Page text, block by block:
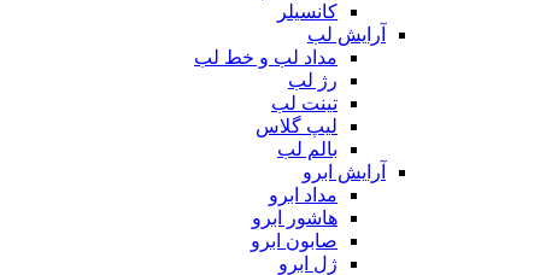
کانسیلر
آرایش لب
مداد لب و خط لب
رژ لب
تینت لب
لیپ گلاس
بالم لب
آرایش ابرو
مداد ابرو
هاشور ابرو
صابون ابرو
ژل ابرو